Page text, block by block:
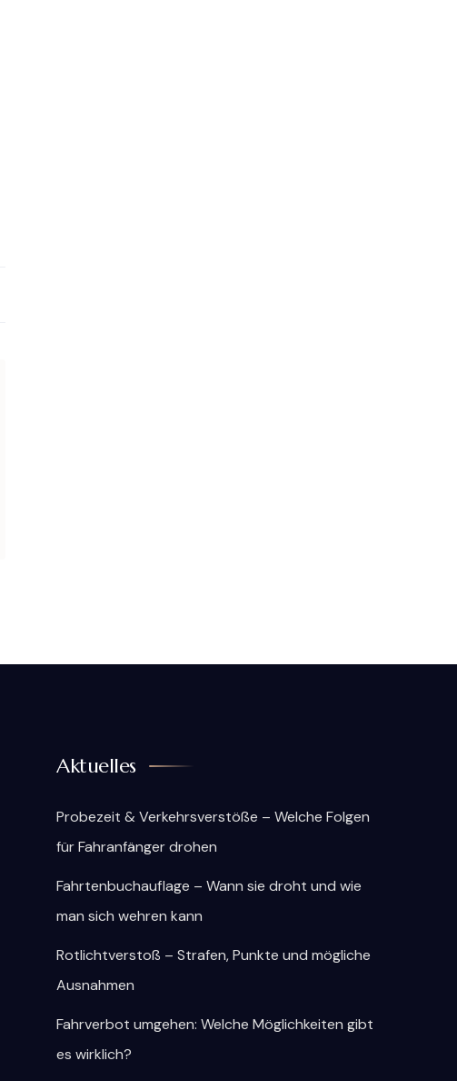
Aktuelles
Probezeit & Verkehrsverstöße – Welche Folgen
für Fahranfänger drohen
Fahrtenbuchauflage – Wann sie droht und wie
man sich wehren kann
Rotlichtverstoß – Strafen, Punkte und mögliche
Ausnahmen
Fahrverbot umgehen: Welche Möglichkeiten gibt
es wirklich?